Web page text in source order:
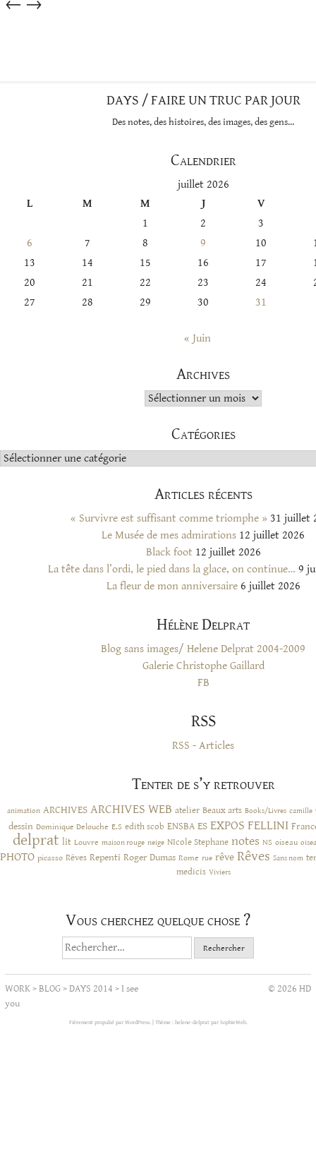
→
←
DAYS / FAIRE UN TRUC PAR JOUR
Des notes, des histoires, des images, des gens…
Calendrier
juillet 2026
L
M M J
V
1
2
3
6
7 8 9 10
13
14 15 16 17
20
21 22 23 24
27
28 29 30 31
« Juin
Archives
Archives
Catégories
Catégories
Articles récents
« Survivre est suffisant comme triomphe » 31 juillet
Le Musée de mes admirations 12 juillet 2026
Black foot 12 juillet 2026
La tête dans l’ordi, le pied dans la glace, on continue… 9
La fleur de mon anniversaire 6 juillet 2026
Hélène Delprat
Blog sans images/ Helene Delprat 2004-2009
Galerie Christophe Gaillard
FB
RSS
RSS - Articles
Tenter de s’y retrouver
animation ARCHIVES ARCHIVES WEB atelier Beaux arts Books/Livres camille
dessin Dominique Delouche E.S edith scob ENSBA ES EXPOS FELLINI
delprat lit Louvre maison rouge neige NIcole Stephane notes NS oiseau
PHOTO picasso Rêves Repenti Roger Dumas Rome rue rêve Rêves Sans nom
medicis Viviers
Vous cherchez quelque chose ?
Rechercher :
WORK>BLOG>DAYS 2014 > I see
you
© 2026 HD
Fièrement propulsé par WordPress. Thème : helene-delprat par SophieWeb.